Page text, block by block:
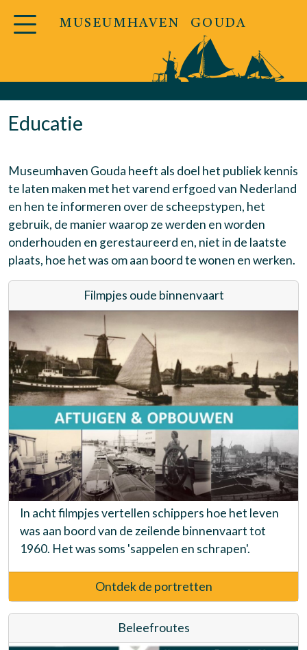
MUSEUMHAVEN GOUDA
Educatie
Museumhaven Gouda heeft als doel het publiek kennis
te laten maken met het varend erfgoed van Nederland
en hen te informeren over de scheepstypen, het
gebruik, de manier waarop ze werden en worden
onderhouden en gerestaureerd en, niet in de laatste
plaats, hoe het was om aan boord te wonen en werken.
Filmpjes oude binnenvaart
In acht filmpjes vertellen schippers hoe het leven
was aan boord van de zeilende binnenvaart tot
1960. Het was soms 'sappelen en schrapen'.
Ontdek de portretten
Beleefroutes